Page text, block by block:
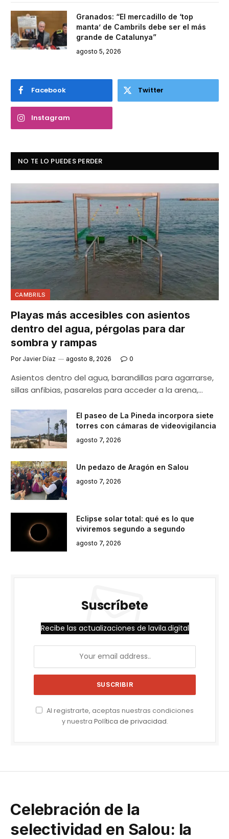
Granados: “El mercadillo de ‘top
manta’ de Cambrils debe ser el más
grande de Catalunya”
agosto 5, 2026
Facebook Twitter
Instagram
NO TE LO PUEDES PERDER
CAMBRILS
Playas más accesibles con asientos
dentro del agua, pérgolas para dar
sombra y rampas
Por Javier Díaz agosto 8, 2026 0
Asientos dentro del agua, barandillas para agarrarse,
sillas anfibias, pasarelas para acceder a la arena,…
El paseo de La Pineda incorpora siete
torres con cámaras de videovigilancia
agosto 7, 2026
Un pedazo de Aragón en Salou
agosto 7, 2026
Eclipse solar total: qué es lo que
viviremos segundo a segundo
agosto 7, 2026
Suscríbete
Recibe las actualizaciones de lavila.digital
Al registrarte, aceptas nuestras condiciones
y nuestra Política de privacidad.
Celebración de la
selectividad en Salou: la